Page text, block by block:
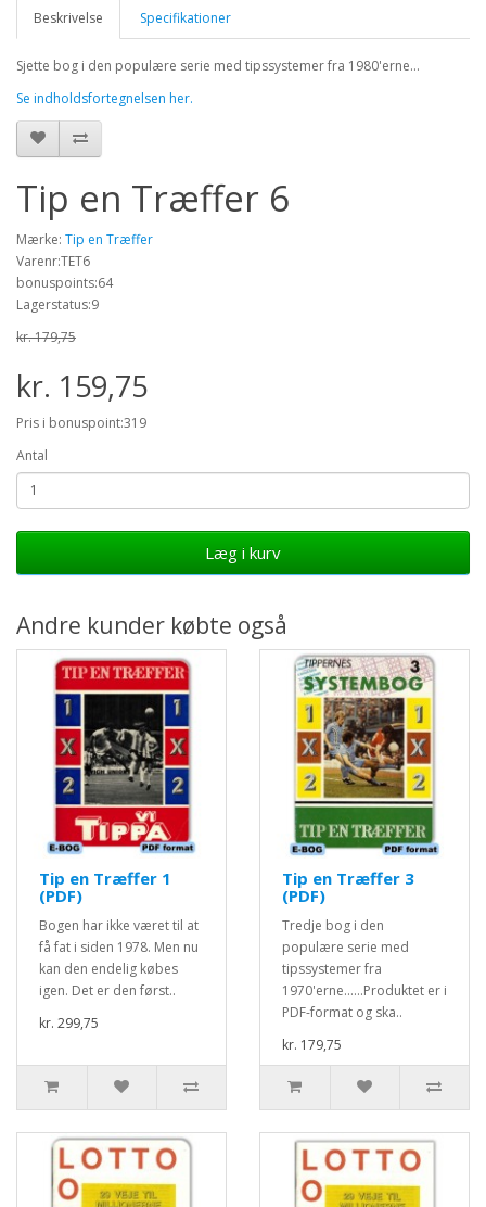
Beskrivelse Specifikationer
Sjette bog i den populære serie med tipssystemer fra 1980'erne...
Se indholdsfortegnelsen her.
Tip en Træffer 6
Mærke: Tip en Træffer
Varenr:TET6
bonuspoints:64
Lagerstatus:9
kr. 179,75
kr. 159,75
Pris i bonuspoint:319
Antal
Læg i kurv
Andre kunder købte også
Tip en Træffer 1
(PDF)
Bogen har ikke været til at
få fat i siden 1978. Men nu
kan den endelig købes
igen. Det er den først..
kr. 299,75
Tip en Træffer 3
(PDF)
Tredje bog i den
populære serie med
tipssystemer fra
1970'erne......Produktet er i
PDF-format og ska..
kr. 179,75